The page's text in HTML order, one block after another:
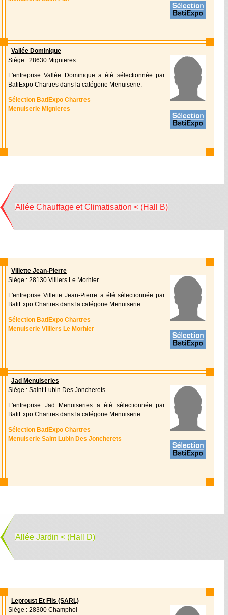
Vallée Dominique
Siège : 28630 Mignieres
L'entreprise Vallée Dominique a été sélectionnée par
BatiExpo Chartres dans la catégorie Menuiserie.
Sélection BatiExpo Chartres
Menuiserie Mignieres
Allée Chauffage et Climatisation < (Hall B)
Villette Jean-Pierre
Siège : 28130 Villiers Le Morhier
L'entreprise Villette Jean-Pierre a été sélectionnée par
BatiExpo Chartres dans la catégorie Menuiserie.
Sélection BatiExpo Chartres
Menuiserie Villiers Le Morhier
Jad Menuiseries
Siège : Saint Lubin Des Joncherets
L'entreprise Jad Menuiseries a été sélectionnée par
BatiExpo Chartres dans la catégorie Menuiserie.
Sélection BatiExpo Chartres
Menuiserie Saint Lubin Des Joncherets
Allée Jardin < (Hall D)
Leproust Et Fils (SARL)
Siège : 28300 Champhol